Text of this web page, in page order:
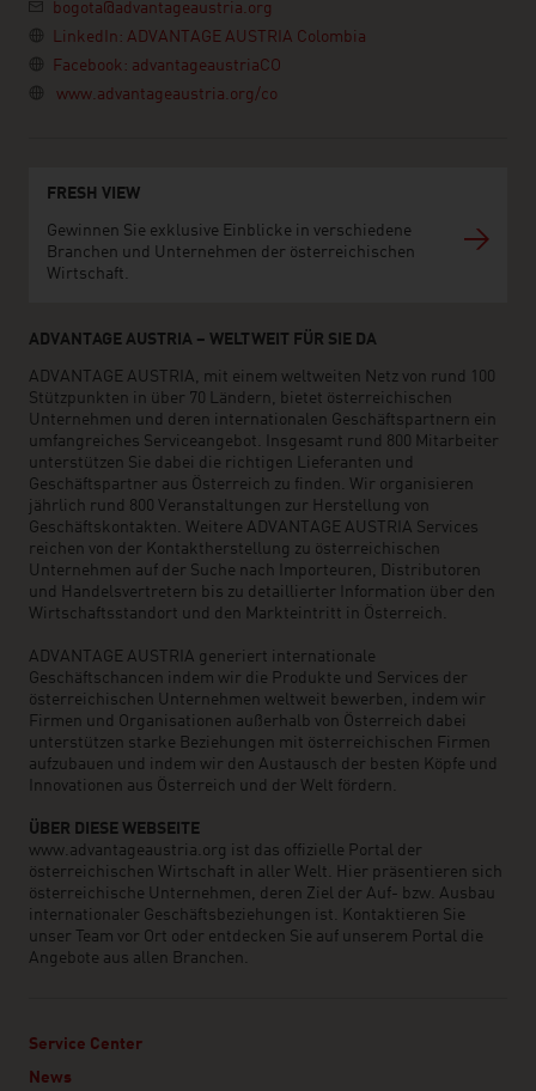
bogota@advantageaustria.org
LinkedIn: ADVANTAGE AUSTRIA Colombia
Facebook: advantageaustriaCO
www.advantageaustria.org/co
FRESH VIEW
Gewinnen Sie exklusive Einblicke in verschiedene
Branchen und Unternehmen der österreichischen
Wirtschaft.
ADVANTAGE AUSTRIA – WELTWEIT FÜR SIE DA
ADVANTAGE AUSTRIA, mit einem weltweiten Netz von rund 100
Stützpunkten in über 70 Ländern, bietet österreichischen
Unternehmen und deren internationalen Geschäftspartnern ein
umfangreiches Serviceangebot. Insgesamt rund 800 Mitarbeiter
unterstützen Sie dabei die richtigen Lieferanten und
Geschäftspartner aus Österreich zu finden. Wir organisieren
jährlich rund 800 Veranstaltungen zur Herstellung von
Geschäftskontakten. Weitere ADVANTAGE AUSTRIA Services
reichen von der Kontaktherstellung zu österreichischen
Unternehmen auf der Suche nach Importeuren, Distributoren
und Handelsvertretern bis zu detaillierter Information über den
Wirtschaftsstandort und den Markteintritt in Österreich.
ADVANTAGE AUSTRIA generiert internationale
Geschäftschancen indem wir die Produkte und Services der
österreichischen Unternehmen weltweit bewerben, indem wir
Firmen und Organisationen außerhalb von Österreich dabei
unterstützen starke Beziehungen mit österreichischen Firmen
aufzubauen und indem wir den Austausch der besten Köpfe und
Innovationen aus Österreich und der Welt fördern.
ÜBER DIESE WEBSEITE
www.advantageaustria.org ist das offizielle Portal der
österreichischen Wirtschaft in aller Welt. Hier präsentieren sich
österreichische Unternehmen, deren Ziel der Auf- bzw. Ausbau
internationaler Geschäftsbeziehungen ist. Kontaktieren Sie
unser Team vor Ort oder entdecken Sie auf unserem Portal die
Angebote aus allen Branchen.
Service Center
News